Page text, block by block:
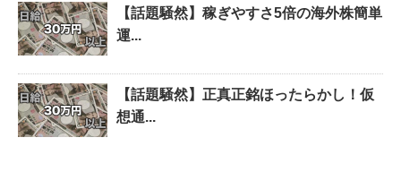
【話題騒然】稼ぎやすさ5倍の海外株簡単
運...
【話題騒然】正真正銘ほったらかし！仮
想通...